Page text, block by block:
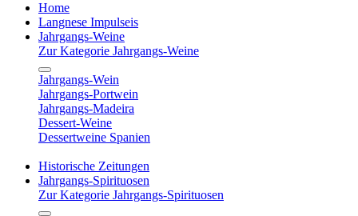
Home
Langnese Impulseis
Jahrgangs-Weine
Zur Kategorie Jahrgangs-Weine
Jahrgangs-Wein
Jahrgangs-Portwein
Jahrgangs-Madeira
Dessert-Weine
Dessertweine Spanien
Historische Zeitungen
Jahrgangs-Spirituosen
Zur Kategorie Jahrgangs-Spirituosen